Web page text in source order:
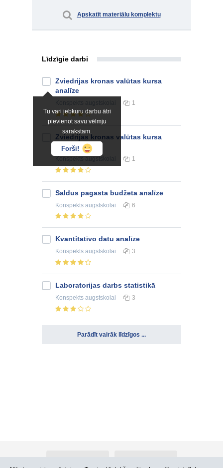
Apskatīt materiālu komplektu
Līdzīgie darbi
Tu vari jebkuru darbu ātri
pievienot savu vēlmju
sarakstam.
Forši!
Zviedrijas kronas valūtas kursa
analīze
1
Zviedrijas kronas valūtas kursa
analīze
1
Saldus pagasta budžeta analīze
Konspekts augstskolai 6
Kvantitatīvo datu analīze
Konspekts augstskolai 3
Laboratorijas darbs statistikā
Konspekts augstskolai 3
Parādīt vairāk līdzīgos ...